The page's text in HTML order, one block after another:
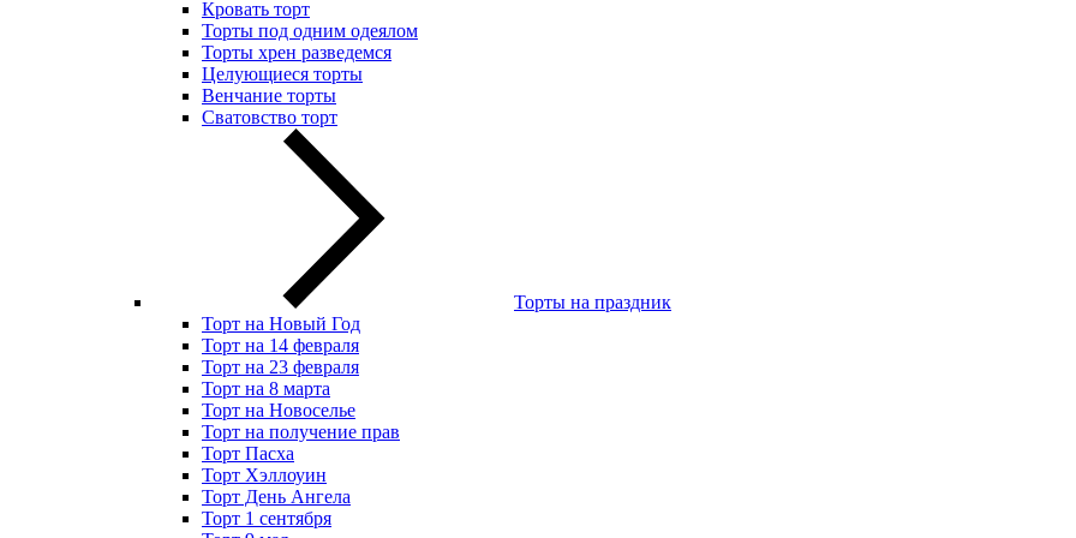
Кровать торт
Торты под одним одеялом
Торты хрен разведемся
Целующиеся торты
Венчание торты
Сватовство торт
Торты на праздник
Торт на Новый Год
Торт на 14 февраля
Торт на 23 февраля
Торт на 8 марта
Торт на Новоселье
Торт на получение прав
Торт Пасха
Торт Хэллоуин
Торт День Ангела
Торт 1 сентября